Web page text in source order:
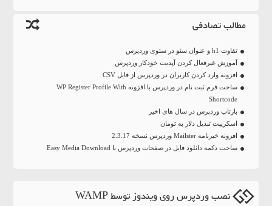
مطالب تصادفی
تفاوت h1 و عنوان سئو در سئوی وردپرس
آموزش غیرفعال کردن آپدیت خودکار وردپرس
افزونه وارد کردن کاربران در وردپرس از فایل CSV
ساخت فرم ثبت نام در وردپرس با افزونه WP Register Profile With
Shortcode
بازتاب وردپرس در سال های اخیر
اسکریپت تبدیل دلار به تومان
افزونه خبرنامه Mailster وردپرس نسخه 2.3.17
ساخت دکمه دانلود فایل در صفحات وردپرس با Easy Media Download
نصب وردپرس روی ویندوز توسط WAMP